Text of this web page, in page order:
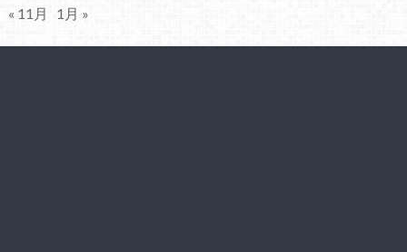
« 11月
1月 »